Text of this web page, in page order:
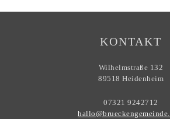
KONTAKT
Wilhelmstraße 132
89518 Heidenheim
07321 9242712